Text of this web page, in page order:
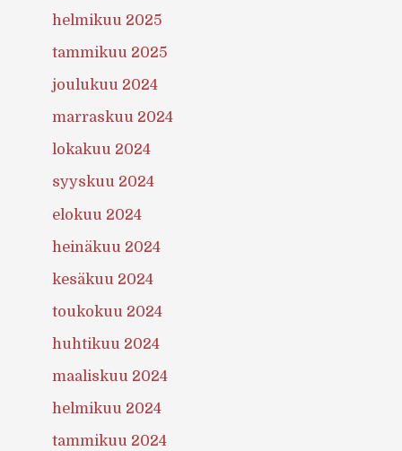
helmikuu 2025
tammikuu 2025
joulukuu 2024
marraskuu 2024
lokakuu 2024
syyskuu 2024
elokuu 2024
heinäkuu 2024
kesäkuu 2024
toukokuu 2024
huhtikuu 2024
maaliskuu 2024
helmikuu 2024
tammikuu 2024